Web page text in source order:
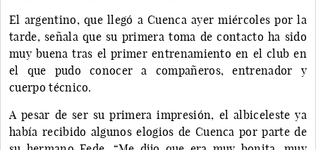
El argentino, que llegó a Cuenca ayer miércoles por la
tarde, señala que su primera toma de contacto ha sido
muy buena tras el primer entrenamiento en el club en
el que pudo conocer a compañeros, entrenador y
cuerpo técnico.
A pesar de ser su primera impresión, el albiceleste ya
había recibido algunos elogios de Cuenca por parte de